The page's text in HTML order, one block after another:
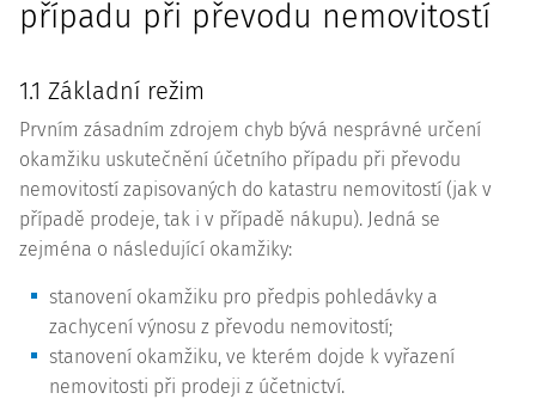
případu při převodu nemovitostí
1.1 Základní režim
Prvním zásadním zdrojem chyb bývá nesprávné určení
okamžiku uskutečnění účetního případu při převodu
nemovitostí zapisovaných do katastru nemovitostí (jak v
případě prodeje, tak i v případě nákupu). Jedná se
zejména o následující okamžiky:
stanovení okamžiku pro předpis pohledávky a
zachycení výnosu z převodu nemovitostí;
stanovení okamžiku, ve kterém dojde k vyřazení
nemovitosti při prodeji z účetnictví.